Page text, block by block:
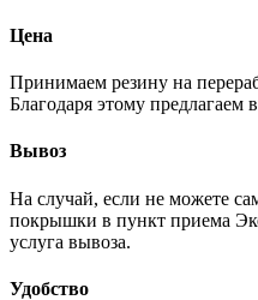
Цена
Принимаем резину на
Благодаря этому
Вывоз
На случай, если не можете
покрышки в пункт приема
услуга вывоза.
Удобство